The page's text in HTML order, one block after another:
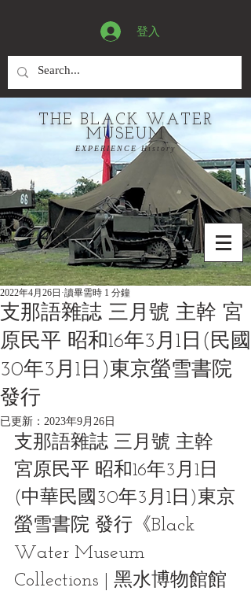
登入
THE BLACK WATER
MUSEUM
EXPERIENCE History
支那語雜誌 三月號 主幹 宮
原民平 昭和16年3月1日(民國
30年3月1日)東京螢雪書院
發行
2022年4月26日 讀畢需時 1 分鐘
已更新： 2023年9月26日
支那語雜誌 三月號 主幹
宮原民平 昭和16年3月1日
(中華民國30年3月1日)東京
螢雪書院 發行《Black
Water Museum
Collections | 黑水博物館館